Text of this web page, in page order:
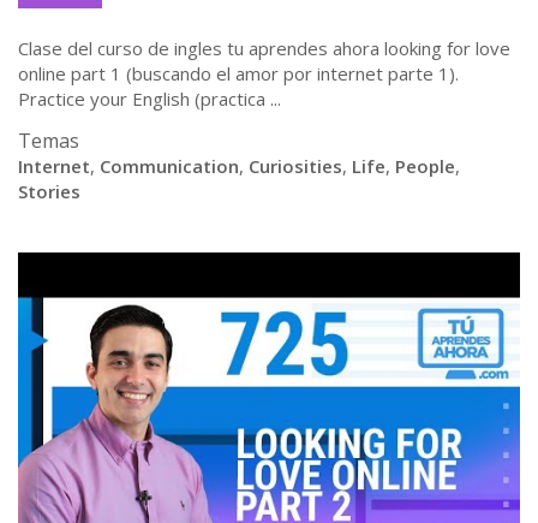
Clase del curso de ingles tu aprendes ahora looking for love
online part 1 (buscando el amor por internet parte 1).
Practice your English (practica ...
Temas
Internet, Communication, Curiosities, Life, People,
Stories